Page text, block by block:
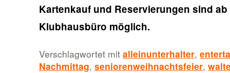
Kartenkauf und Reservierungen sind ab
Klubhausbüro möglich.
Verschlagwortet mit alleinunterhalter,
Nachmittag, seniorenweihnachtsfeier,